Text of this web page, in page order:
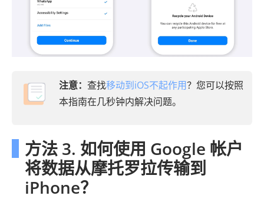
注意： 查找移动到iOS不起作用？您可以按照
本指南在几秒钟内解决问题。
方法 3. 如何使用 Google 帐户
将数据从摩托罗拉传输到
iPhone？